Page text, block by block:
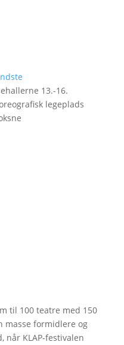
13.-16.
legeplads
til 100 teatre med 150
masse formidlere og
når KLAP-festivalen